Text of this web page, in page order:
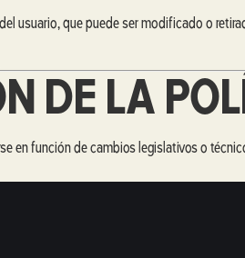
usuario, que puede ser modificado o
DE LA
en función de cambios legislativos o